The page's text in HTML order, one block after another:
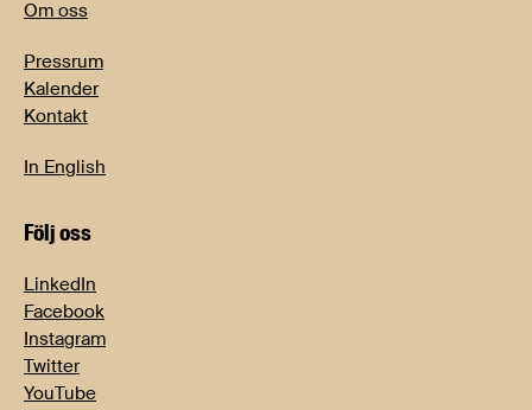
Om oss
Pressrum
Kalender
Kontakt
In English
Följ oss
LinkedIn
Facebook
Instagram
Twitter
YouTube